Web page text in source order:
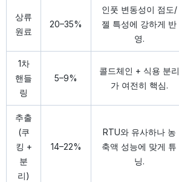
상류
원료
20–35%
인풋 변동성이 점도/
젤 특성에 강하게 반
영.
1차
핸들
링
5–9%
콜드체인 + 식용 분리
가 여전히 핵심.
추출
(쿠
킹 +
분
리)
14–22%
RTU와 유사하나 농
축액 성능에 맞게 튜
닝.